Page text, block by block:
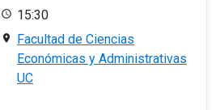
15:30
Facultad de Ciencias
Económicas y Administrativas
UC